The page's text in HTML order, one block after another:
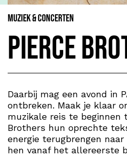
Muziek & Concerten
Pierce
Daarbij mag een avond in
ontbreken. Maak je klaar
muzikale reis te beginnen
Brothers hun oprechte
energie terugbrengen
hen vanaf het allereerste